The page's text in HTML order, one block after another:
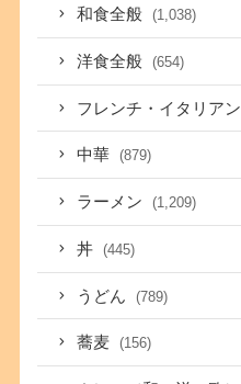
和食全般 (1,038)
洋食全般 (654)
フレンチ・イタリアン
中華 (879)
ラーメン (1,209)
丼 (445)
うどん (789)
蕎麦 (156)